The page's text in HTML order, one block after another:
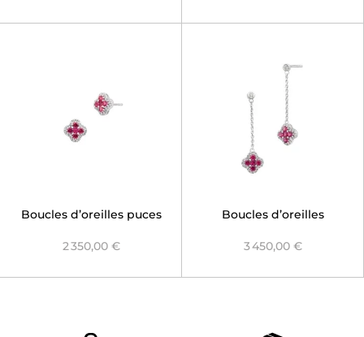
Boucles d’oreilles puces
2 350,00 €
Boucles d’oreilles
Rubis
3 450,00 €